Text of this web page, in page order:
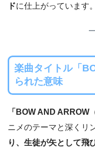
ドに仕上がっています。
楽曲タイトル「
られた意味
「BOW AND ARROW
ニメのテーマと深くリ
り、生徒が矢として飛